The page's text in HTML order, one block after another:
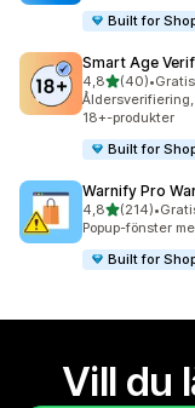
Built for
Smart Age
4,8av 5 stjärnor
(40)
40 recensioner
•
18+-produkter
Built for
Warnify Pro
4,8av 5 stjärnor
(214)
214 recensioner
•
Popup-fönster
Built for
Vill du